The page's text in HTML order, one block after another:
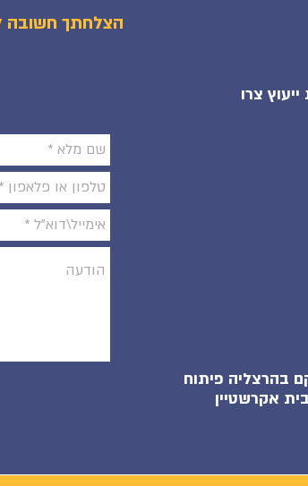
! הצלחתך חשובה
צרו
בהרצליה פיתוח